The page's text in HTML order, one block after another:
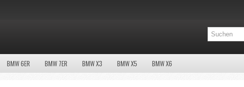
BMW 6ER BMW 7ER BMW X3 BMW X5 BMW X6